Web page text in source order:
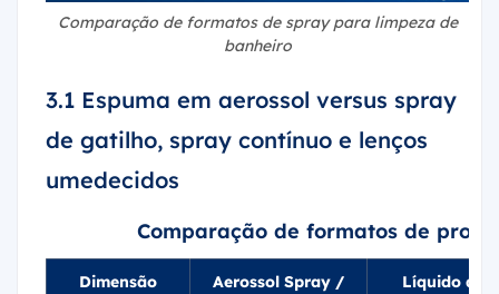
Comparação de formatos de spray para limpeza de
banheiro
3.1 Espuma em aerossol versus spray
de gatilho, spray contínuo e lenços
umedecidos
Comparação de formatos de
Dimensão
Aerossol Spray /
Líquido de